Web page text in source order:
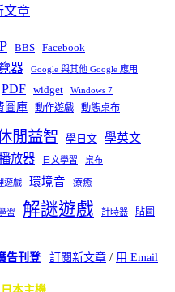
BBS Facebook
器 Google 與其他 Google 應用
PDF widget Windows 7
圖庫 動作遊戲 動態桌布
閒益智 學日文 學英文
放器 日文學習 桌布
遊戲 環境音 療癒
習 解謎遊戲 計時器
貼圖
告刊登| 訂閱新文章 / 用 Email